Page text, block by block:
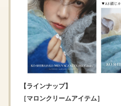
【ラインナップ】
［マロンクリームアイテム］